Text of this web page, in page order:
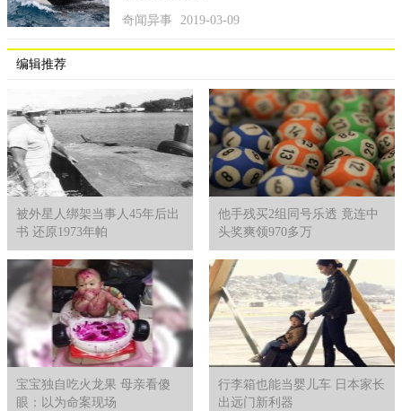
奇闻异事 2019-03-09
编辑推荐
被外星人绑架当事人45年后出
书 还原1973年帕
他手残买2组同号乐透 竟连中
头奖爽领970多万
宝宝独自吃火龙果 母亲看傻
眼：以为命案现场
行李箱也能当婴儿车 日本家长
出远门新利器